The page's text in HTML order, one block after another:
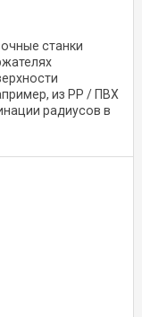
станки
из PP / ПВХ
радиусов в